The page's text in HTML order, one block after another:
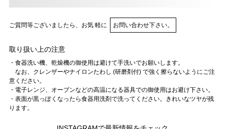
ご質問等ございましたら、お気 軽に お問い合わせ下さい。
取り扱い上の注意
・食器洗い機、乾燥機の御使用は避けて手洗いでお願いします。
なお、クレンザーやナイロンたわし (研磨剤付) で強く擦らないようにご注
意ください。
・電子レンジ、オーブンなどの高温になる器具での御使用はお避け下さい。
・表面が黒っぽくなったら食器用洗剤で洗ってください。きれいなツヤが残
ります。